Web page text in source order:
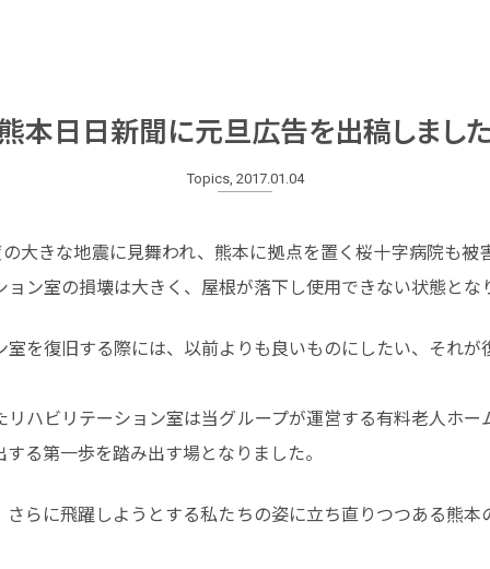
本日日新聞に元旦広告を出稿しまし
Topics, 2017.01.04
大きな地震に見舞われ、熊本に拠点を置く桜十字病院も被
ョン室の損壊は大きく、屋根が落下し使用できない状態とな
室を復旧する際には、以前よりも良いものにしたい、それが
リハビリテーション室は当グループが運営する有料老人ホー
る第一歩を踏み出す場となりました。
さらに飛躍しようとする私たちの姿に立ち直りつつある熊本